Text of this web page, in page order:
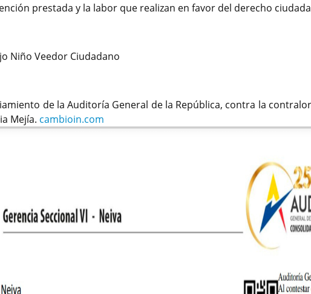
prestada y la labor que realizan en favor del derecho
Niño Veedor Ciudadano
de la Auditoría General de la República, contra la
Mejía. cambioin.com